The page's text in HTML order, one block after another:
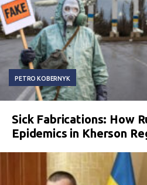
PETRO KOBERNYK
Sick Fabrications: How
Epidemics in Kherson